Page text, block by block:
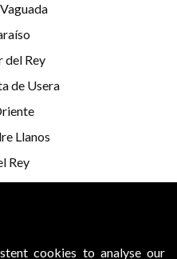
cookies to analyse our
del Rey
de Usera
Llanos
Rey
to change